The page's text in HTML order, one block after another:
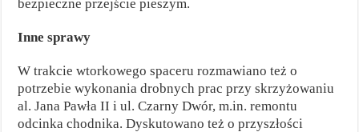
bezpieczne przejście pieszym.
Inne sprawy
W trakcie wtorkowego spaceru rozmawiano też o
potrzebie wykonania drobnych prac przy skrzyżowaniu
al. Jana Pawła II i ul. Czarny Dwór, m.in. remontu
odcinka chodnika. Dyskutowano też o przyszłości